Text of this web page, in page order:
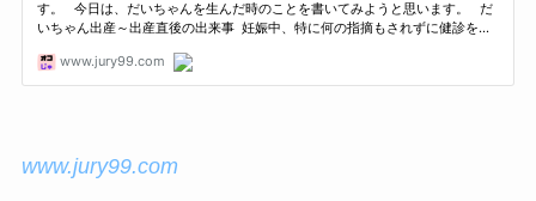
www.jury99.com